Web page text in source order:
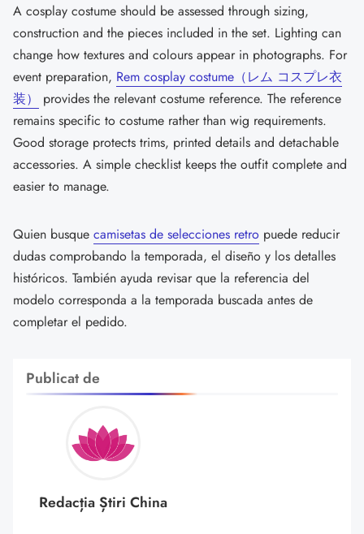
A cosplay costume should be assessed through sizing,
construction and the pieces included in the set. Lighting can
change how textures and colours appear in photographs. For
event preparation, Rem cosplay costume（レム コスプレ衣
装）
provides the relevant costume reference. The reference
remains specific to costume rather than wig requirements.
Good storage protects trims, printed details and detachable
accessories. A simple checklist keeps the outfit complete and
easier to manage.
Quien busque camisetas de selecciones retro puede reducir
dudas comprobando la temporada, el diseño y los detalles
históricos. También ayuda revisar que la referencia del
modelo corresponda a la temporada buscada antes de
completar el pedido.
Publicat de
Redacția Știri China